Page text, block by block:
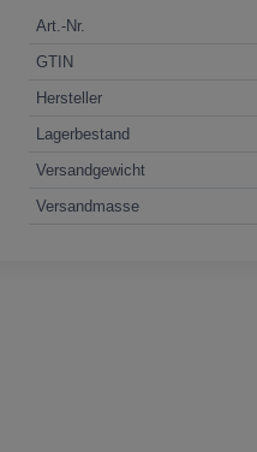
Art.-Nr.
GTIN
Hersteller
Lagerbestand
Versandgewicht
Versandmasse